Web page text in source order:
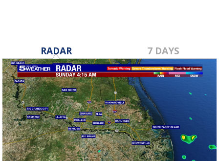
RADAR 7 DAYS